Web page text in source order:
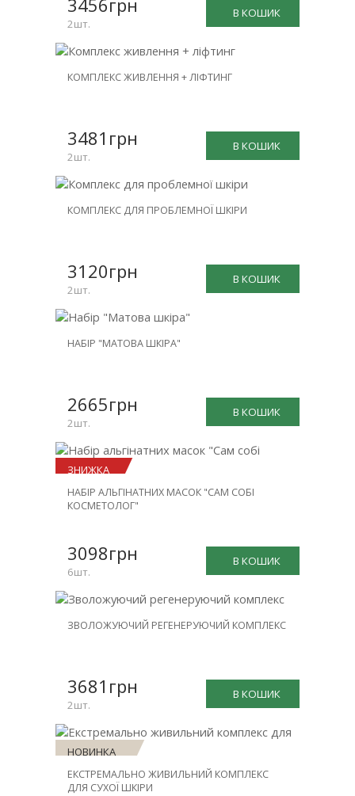
В КОШИК
3456грн
2шт.
НОВИНКА
-26%
КОМПЛЕКС ЖИВЛЕННЯ + ЛІФТИНГ
В КОШИК
3481грн
2шт.
НОВИНКА
-26%
КОМПЛЕКС ДЛЯ ПРОБЛЕМНОЇ ШКІРИ
В КОШИК
3120грн
2шт.
НОВИНКА
-25%
НАБІР "МАТОВА ШКІРА"
В КОШИК
2665грн
2шт.
ЗНИЖКА
-23%
НАБІР АЛЬГІНАТНИХ МАСОК "САМ СОБІ
КОСМЕТОЛОГ"
В КОШИК
3098грн
6шт.
НОВИНКА
-30%
ЗВОЛОЖУЮЧИЙ РЕГЕНЕРУЮЧИЙ КОМПЛЕКС
В КОШИК
3681грн
2шт.
НОВИНКА
ЗНИЖКА
ЕКСТРЕМАЛЬНО ЖИВИЛЬНИЙ КОМПЛЕКС
ДЛЯ СУХОЇ ШКІРИ